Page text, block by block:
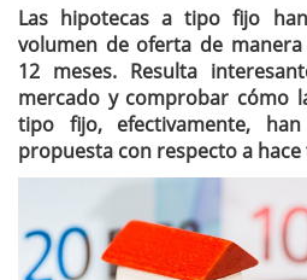
Las hipotecas a tipo fijo
volumen de oferta de
12 meses. Resulta
mercado y comprobar cómo
tipo fijo, efectivamente,
propuesta con respecto a